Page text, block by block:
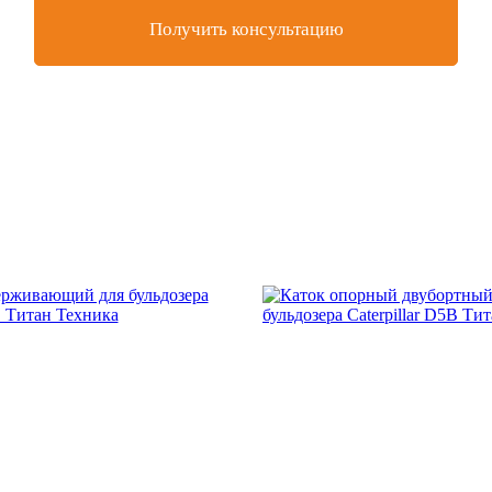
Получить консультацию